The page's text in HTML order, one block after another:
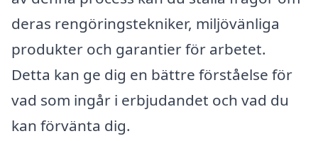
deras rengöringstekniker, miljövänliga
produkter och garantier för arbetet.
Detta kan ge dig en bättre förståelse för
vad som ingår i erbjudandet och vad du
kan förvänta dig.